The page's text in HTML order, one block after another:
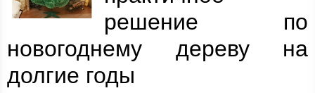
решение по
новогоднему дереву на
долгие годы